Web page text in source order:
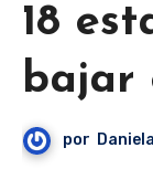
18
bajar
por